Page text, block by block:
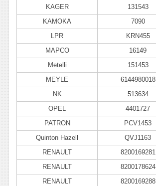
KAGER
131543
KAMOKA
7090
LPR
KRN455
MAPCO
16149
Metelli
151453
MEYLE
6144980018
NK
513634
OPEL
4401727
PATRON
PCV1453
Quinton Hazell
QVJ1163
RENAULT
8200169281
RENAULT
8200178624
RENAULT
8200169288